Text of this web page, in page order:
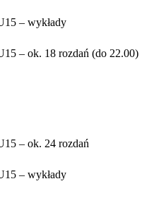
– wykłady
– ok. 18 rozdań (do 22.00)
– ok. 24 rozdań
– wykłady